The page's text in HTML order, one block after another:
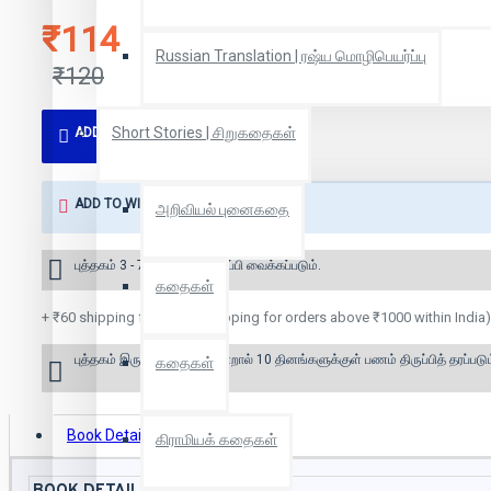
Russian Translation | ரஷ்ய மொழிபெயர்ப்பு
Short Stories | சிறுகதைகள்
அறிவியல் புனைகதை
கதைகள்
கதைகள்
கிராமியக் கதைகள்
₹114
₹120
ADD TO CART
ADD TO WISH LIST
புத்தகம் 3 - 7 நாட்களில் அனுப்பி வைக்கப்படும்.
+ ₹60 shipping fee* (Free shipping for orders above ₹1000 within India)
புத்தகம் இருப்பில் இல்லை என்றால் 10 தினங்களுக்குள் பணம் திருப்பித்
Book Details Reviews